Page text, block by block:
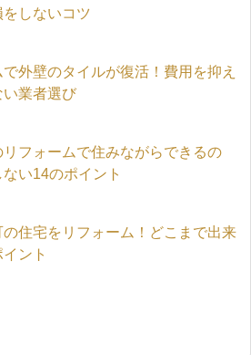
しないコツ
で外壁のタイルが復活！費用を抑え
い業者選び
フォームで住みながらできるの
い14のポイント
住宅をリフォーム！どこまで出来
ント